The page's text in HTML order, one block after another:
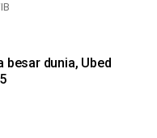
besar dunia, Ubed